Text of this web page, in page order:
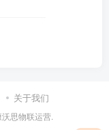
关于我们
沃思物联运营.